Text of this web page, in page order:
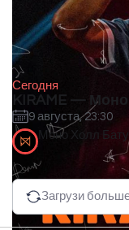
Сегодня
KIRAME —
9 августа, 23:30
Моно Холл
Загрузи